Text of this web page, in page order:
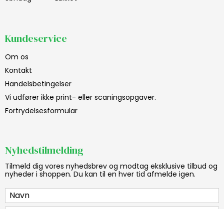
Kundeservice
Om os
Kontakt
Handelsbetingelser
Vi udfører ikke print- eller scaningsopgaver.
Fortrydelsesformular
Nyhedstilmelding
Tilmeld dig vores nyhedsbrev og modtag eksklusive tilbud og
nyheder i shoppen. Du kan til en hver tid afmelde igen.